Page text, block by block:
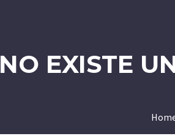
NO EXISTE